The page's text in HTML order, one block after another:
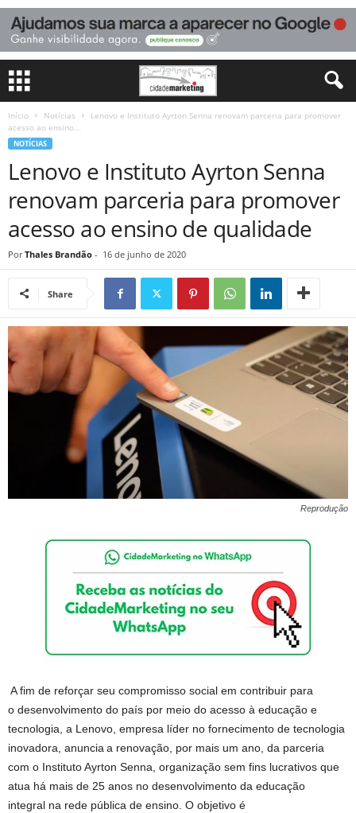
Início Notícias
Lenovo e Instituto Ayrton Senna renovam parceria para promover
acesso ao ensino...
NOTÍCIAS
Lenovo e Instituto Ayrton Senna
renovam parceria para promover
acesso ao ensino de qualidade
Por Thales Brandão - 16 de junho de 2020
Share
Reprodução
A fim de reforçar seu compromisso social em contribuir para
o desenvolvimento do país por meio do acesso à educação e
tecnologia, a Lenovo, empresa líder no fornecimento de tecnologia
inovadora, anuncia a renovação, por mais um ano, da parceria
com o Instituto Ayrton Senna, organização sem fins lucrativos que
atua há mais de 25 anos no desenvolvimento da educação
integral na rede pública de ensino. O objetivo é